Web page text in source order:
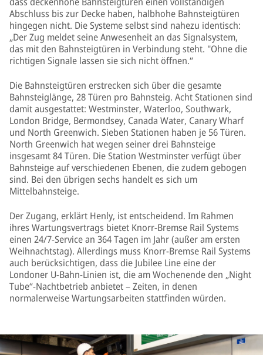
Abschluss bis zur Decke haben, halbhohe Bahnsteigtüren
hingegen nicht. Die Systeme selbst sind nahezu identisch:
„Der Zug meldet seine Anwesenheit an das Signalsystem,
das mit den Bahnsteigtüren in Verbindung steht. "Ohne die
richtigen Signale lassen sie sich nicht öffnen.“
Die Bahnsteigtüren erstrecken sich über die gesamte
Bahnsteiglänge, 28 Türen pro Bahnsteig. Acht Stationen sind
damit ausgestattet: Westminster, Waterloo, Southwark,
London Bridge, Bermondsey, Canada Water, Canary Wharf
und North Greenwich. Sieben Stationen haben je 56 Türen.
North Greenwich hat wegen seiner drei Bahnsteige
insgesamt 84 Türen. Die Station Westminster verfügt über
Bahnsteige auf verschiedenen Ebenen, die zudem gebogen
sind. Bei den übrigen sechs handelt es sich um
Mittelbahnsteige.
Der Zugang, erklärt Henly, ist entscheidend. Im Rahmen
ihres Wartungsvertrags bietet Knorr-Bremse Rail Systems
einen 24/7-Service an 364 Tagen im Jahr (außer am ersten
Weihnachtstag). Allerdings muss Knorr-Bremse Rail Systems
auch berücksichtigen, dass die Jubilee Line eine der
Londoner U-Bahn-Linien ist, die am Wochenende den „Night
Tube“-Nachtbetrieb anbietet – Zeiten, in denen
normalerweise Wartungsarbeiten stattfinden würden.